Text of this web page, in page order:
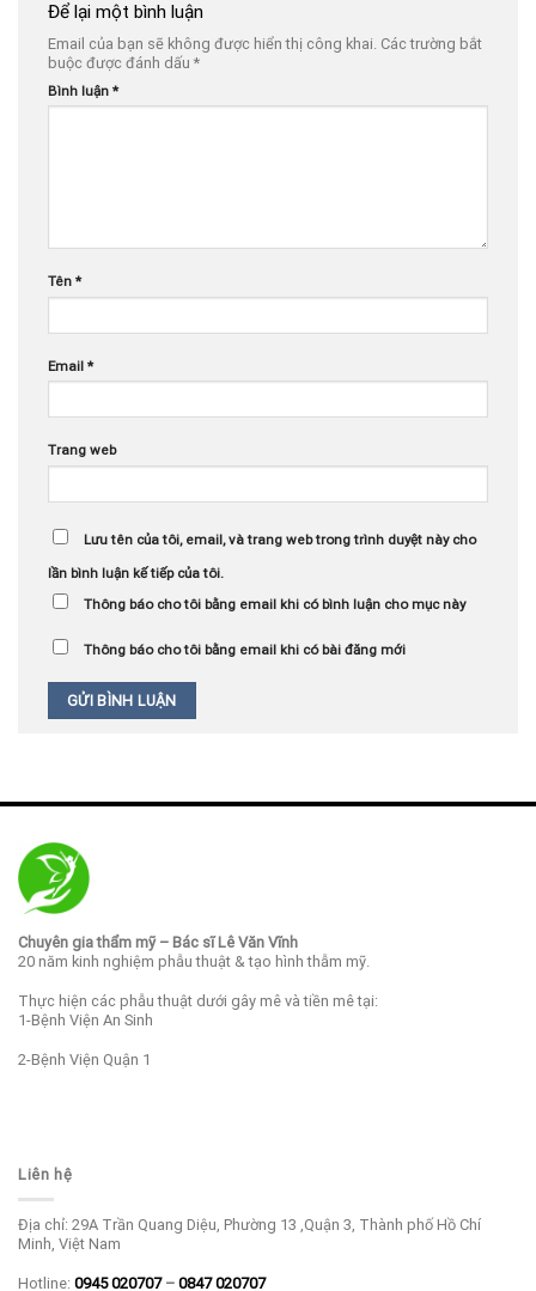
Để lại một bình luận
Email của bạn sẽ không được hiển thị công khai. Các trường bắt
buộc được đánh dấu *
Bình luận *
Tên *
Email *
Trang web
Lưu tên của tôi, email, và trang web trong trình duyệt này cho
lần bình luận kế tiếp của tôi.
Thông báo cho tôi bằng email khi có bình luận cho mục này
Thông báo cho tôi bằng email khi có bài đăng mới
Chuyên gia thẩm mỹ – Bác sĩ Lê Văn Vĩnh
20 năm kinh nghiệm phẫu thuật & tạo hình thẫm mỹ.
Thực hiện các phẫu thuật dưới gây mê và tiền mê tại:
1-Bệnh Viện An Sinh
2-Bệnh Viện Quận 1
Liên hệ
Địa chỉ: 29A Trần Quang Diệu, Phường 13 ,Quận 3, Thành phố Hồ Chí
Minh, Việt Nam
Hotline: 0945 020707– 0847 020707